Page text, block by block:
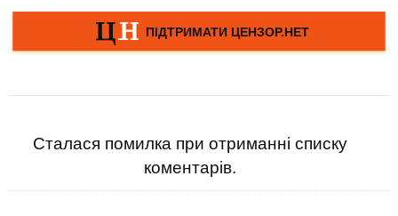
Сталася помилка при отриманні списку
коментарів.